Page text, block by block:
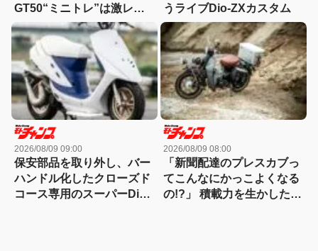
GT50“ミニトレ”は激レア
パーツのオンパレードだっ
た！【原付カスタム】
うライブDio-ZXカスタム
2026/08/09 09:00
保安部品を取り外し、バー
ハンドル化したクローズド
コース専用のスーパーDio
2026/08/09 08:00
「新聞配達のプレスカブっ
てこんなにかっこよくなる
の!?」 積載力を生かした英